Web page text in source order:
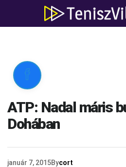

ATP: Nadal máris
Dohában
január 7, 2015Bycort